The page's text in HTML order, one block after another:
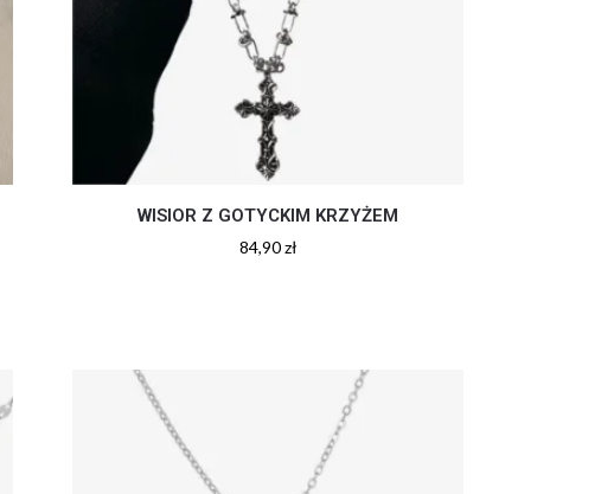
WISIOR Z GOTYCKIM KRZYŻEM
84,90zł